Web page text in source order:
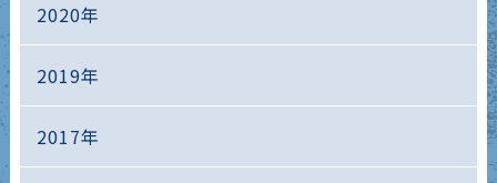
2020年
2019年
2017年